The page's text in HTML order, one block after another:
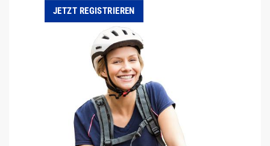
JETZT REGISTRIEREN